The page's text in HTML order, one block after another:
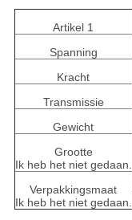
Artikel 1
Spanning
Kracht
Transmissie
Gewicht
Grootte
Ik heb het niet gedaan.
Verpakkingsmaat
Ik heb het niet gedaan.